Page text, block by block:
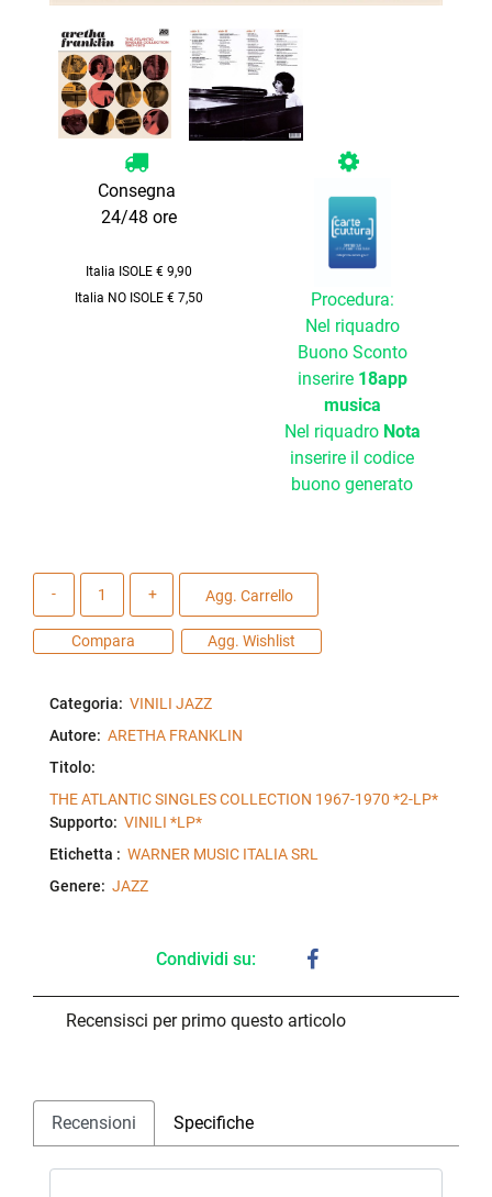
Consegna
24/48 ore
Italia ISOLE € 9,90
Italia NO ISOLE € 7,50
Procedura:
Nel riquadro
Buono Sconto
inserire 18app
musica
Nel riquadro Nota
inserire il codice
buono generato
Agg. Carrello
Compara Agg. Wishlist
Categoria: VINILI JAZZ
Autore: ARETHA FRANKLIN
Titolo:
THE ATLANTIC SINGLES COLLECTION 1967-1970 *2-LP*
Supporto: VINILI *LP*
Etichetta : WARNER MUSIC ITALIA SRL
Genere: JAZZ
Condividi su:
Recensisci per primo questo articolo
Recensioni Specifiche